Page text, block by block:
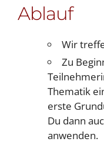
Ablauf
Wir
Zu
Thematik
erste
Du dann
anwenden.